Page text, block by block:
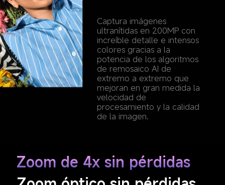
Captura imágenes
ultranítidas en 200MP con
increíble detalle e intensos
colores gracias a la
potencia de los algoritmos
de remosaico AI de
extremo a extremo que
mejoran en gran medida la
velocidad de
procesamiento y la calidad
de la imagen.
Zoom de 4x sin pérdidas